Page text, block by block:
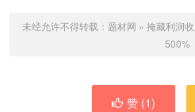
未经允许不得转载： 题材网 » 掩藏利润
500%
赞 (1)